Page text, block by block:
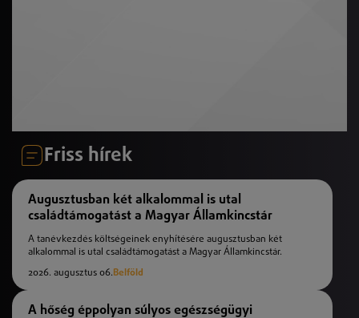
Friss hírek
Augusztusban két alkalommal is utal
családtámogatást a Magyar Államkincstár
A tanévkezdés költségeinek enyhítésére augusztusban két
alkalommal is utal családtámogatást a Magyar Államkincstár.
2026. augusztus 06.Belföld
A hőség éppolyan súlyos egészségügyi